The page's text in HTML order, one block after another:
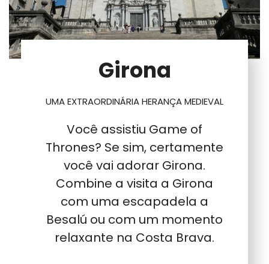
Girona
UMA EXTRAORDINÁRIA HERANÇA MEDIEVAL
Você assistiu Game of
Thrones? Se sim, certamente
você vai adorar Girona.
Combine a visita a Girona
com uma escapadela a
Besalú ou com um momento
relaxante na Costa Brava.